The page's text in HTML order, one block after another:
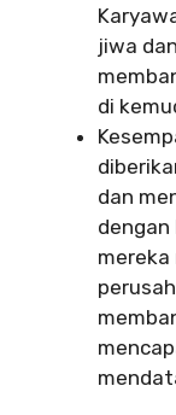
jiwa
di
dan
dengan
mereka